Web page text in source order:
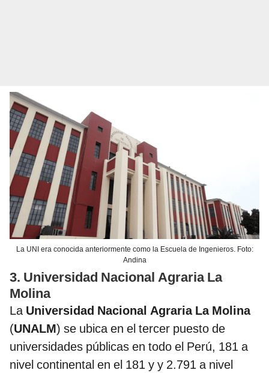
La UNI era conocida anteriormente como la Escuela de Ingenieros. Foto:
Andina
3. Universidad Nacional Agraria La
Molina
La Universidad Nacional Agraria La Molina
(UNALM) se ubica en el tercer puesto de
universidades públicas en todo el Perú, 181 a
nivel continental en el 181 y y 2.791 a nivel